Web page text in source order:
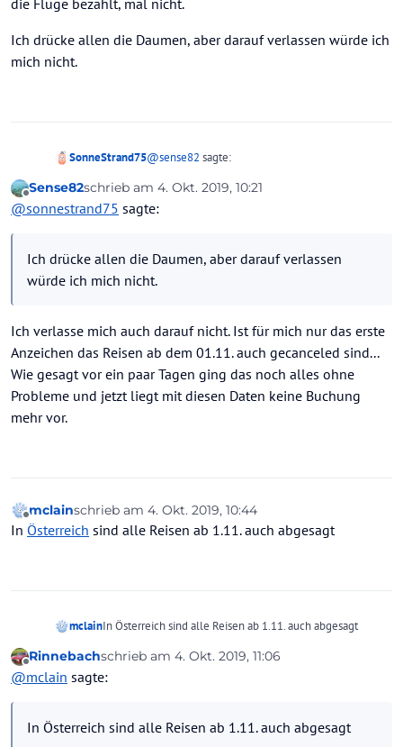
die Flüge bezahlt, mal nicht.
Ich drücke allen die Daumen, aber darauf verlassen würde ich
mich nicht.
SonneStrand75@sense82 sagte:
Webseite als Buchung einsehbar. Vor ein
paar Tagen hätte ich noch Sitzplätze usw.
zubuchen können und der Login war
möglich.
behauptet.
bezahlt haben. Ist auch neulich schon passiert,
war.
erzählt, mal waren die Flüge bezahlt, mal nicht.
verlassen würde ich mich nicht.
Offline
Sense82schrieb am 4. Okt. 2019, 10:21
zuletzt editiert von Sense8210. Apr. 2019, 10:23
@sonnestrand75 sagte:
Ich drücke allen die Daumen, aber darauf verlassen
würde ich mich nicht.
Ich verlasse mich auch darauf nicht. Ist für mich nur das erste
Anzeichen das Reisen ab dem 01.11. auch gecanceled sind...
Wie gesagt vor ein paar Tagen ging das noch alles ohne
Probleme und jetzt liegt mit diesen Daten keine Buchung
mehr vor.
Offline
mclainschrieb am 4. Okt. 2019, 10:44
zuletzt editiert von
In Österreich sind alle Reisen ab 1.11. auch abgesagt
mclainIn Österreich sind alle Reisen ab 1.11. auch abgesagt
Offline
Rinnebachschrieb am 4. Okt. 2019, 11:06
zuletzt editiert von
@mclain sagte:
In Österreich sind alle Reisen ab 1.11. auch abgesagt